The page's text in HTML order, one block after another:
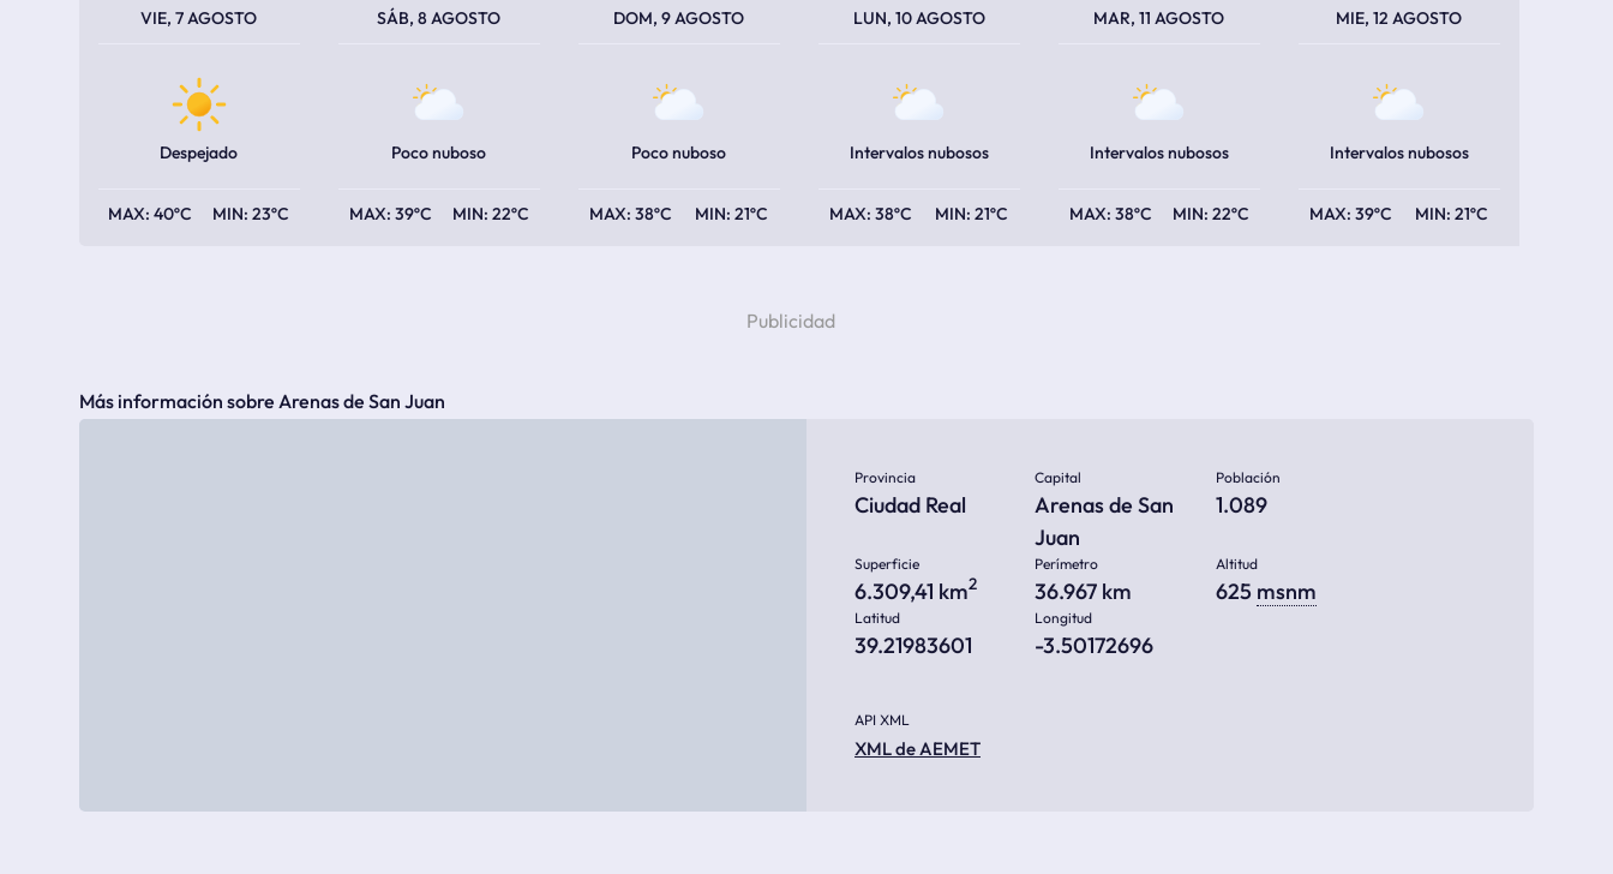
VIE, 7 AGOSTO
Despejado
40ºC 23ºC
SÁB, 8 AGOSTO
Poco nuboso
39ºC 22ºC
DOM, 9 AGOSTO
Poco nuboso
38ºC 21ºC
LUN, 10 AGOSTO
Intervalos nubosos
38ºC 21ºC
MAR, 11 AGOSTO
Intervalos nubosos
38ºC 22ºC
MIE, 12 AGOSTO
Intervalos nubosos
39ºC 21ºC
Más información sobre Arenas de San Juan
Provincia
Ciudad Real
Capital
Arenas de San
Juan
Población
1.089
Superficie
6.309,41 km2
Perímetro
36.967 km
Altitud
625 msnm
Latitud
39.21983601
Longitud
-3.50172696
API XML
XML de AEMET